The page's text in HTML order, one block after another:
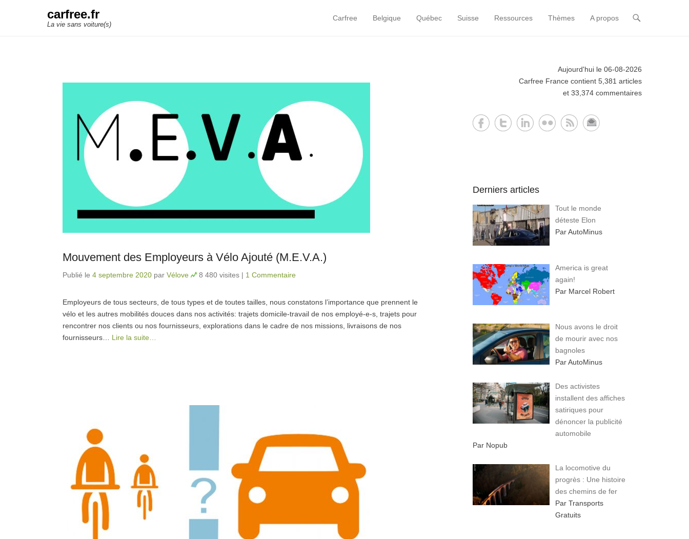
carfree.fr
La vie sans voiture(s)
Primary Menu
Skip to content
Carfree Belgique Québec Suisse Ressources Thèmes A propos
Mouvement des Employeurs à Vélo Ajouté (M.E.V.A.)
Publié le 4 septembre 2020 par Vélove 8 480 visites | 1 Commentaire
Employeurs de tous secteurs, de tous types et de toutes tailles, nous constatons l’importance que prennent le
vélo et les autres mobilités douces dans nos activités: trajets domicile-travail de nos employé-e-s, trajets pour
rencontrer nos clients ou nos fournisseurs, explorations dans le cadre de nos missions, livraisons de nos
fournisseurs… Lire la suite…
Aujourd'hui le 06-08-2026
Carfree France contient 5,381 articles
et 33,374 commentaires
Derniers articles
Tout le monde
déteste Elon
Par AutoMinus
America is great
again!
Par Marcel Robert
Nous avons le droit
de mourir avec nos
bagnoles
Par AutoMinus
Des activistes
installent des affiches
satiriques pour
dénoncer la publicité
automobile
Par Nopub
La locomotive du
progrès : Une histoire
des chemins de fer
Par Transports
Gratuits